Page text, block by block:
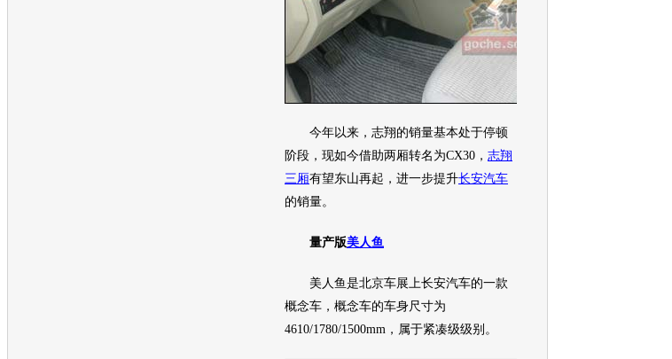
今年以来， 志翔 的销量基本处于停顿
阶段，现如今借助两厢转名为CX30 ， 志翔
三厢有望东山再起，进一步提升长安汽车
的销量。
量产版美人鱼
美人鱼是北京车展 上长安汽车的一款
概念车 ， 概念车的车身尺寸为
4610/1780/1500mm，属于紧凑级级别。